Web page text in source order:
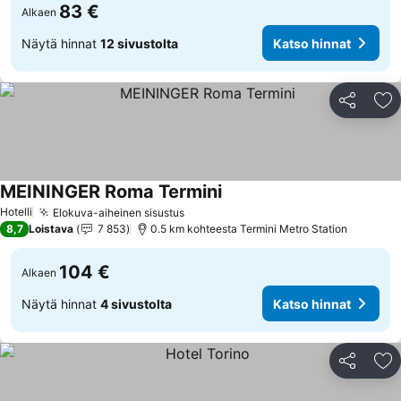
Alkaen 83 €
Näytä hinnat 12 sivustolta Katso hinnat
Jaa
Hotelli Elokuva-aiheinen sisustusKatso hinnat
MEININGER Roma TerminiKatso hinnat
8,7 Loistava 7 853 0.5 km kohteesta Termini Metro Station
Alkaen 104 €
Näytä hinnat 4 sivustolta Katso hinnat
Jaa